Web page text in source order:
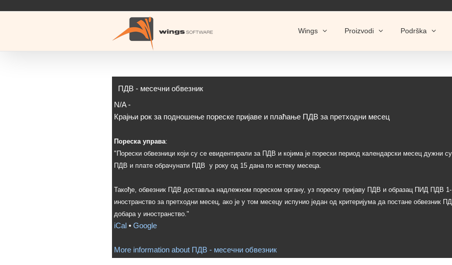
Wings Proizvodi Podrška
ПДВ - месечни обвезник
N/A-
Крајњи рок за подношење пореске пријаве и плаћање ПДВ за претходни месец
Пореска управа:
"Порески обвезници који су се евидентирали за ПДВ и којима је порески период календарски месец дужни
ПДВ и плате обрачунати ПДВ у року од 15 дана по истеку месеца.
Такође, обвезник ПДВ доставља надлежном пореском органу, уз пореску пријаву ПДВ и образац ПИД ПДВ
иностранство за претходни месец, ако је у том месецу испунио један од критеријума да постане обвезник
добара у иностранство."
iCal • Google
More information about ПДВ - месечни обвезник